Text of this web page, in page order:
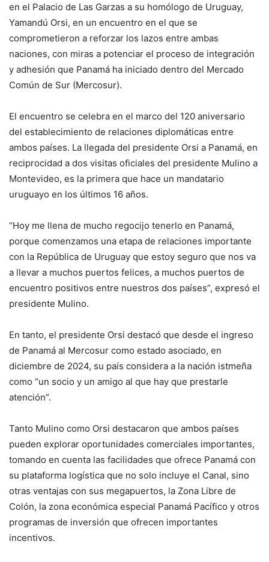
en el Palacio de Las Garzas a su homólogo de Uruguay,
Yamandú Orsi, en un encuentro en el que se
comprometieron a reforzar los lazos entre ambas
naciones, con miras a potenciar el proceso de integración
y adhesión que Panamá ha iniciado dentro del Mercado
Común de Sur (Mercosur).
El encuentro se celebra en el marco del 120 aniversario
del establecimiento de relaciones diplomáticas entre
ambos países. La llegada del presidente Orsi a Panamá, en
reciprocidad a dos visitas oficiales del presidente Mulino a
Montevideo, es la primera que hace un mandatario
uruguayo en los últimos 16 años.
“Hoy me llena de mucho regocijo tenerlo en Panamá,
porque comenzamos una etapa de relaciones importante
con la República de Uruguay que estoy seguro que nos va
a llevar a muchos puertos felices, a muchos puertos de
encuentro positivos entre nuestros dos países”, expresó el
presidente Mulino.
En tanto, el presidente Orsi destacó que desde el ingreso
de Panamá al Mercosur como estado asociado, en
diciembre de 2024, su país considera a la nación istmeña
como “un socio y un amigo al que hay que prestarle
atención”.
Tanto Mulino como Orsi destacaron que ambos países
pueden explorar oportunidades comerciales importantes,
tomando en cuenta las facilidades que ofrece Panamá con
su plataforma logística que no solo incluye el Canal, sino
otras ventajas con sus megapuertos, la Zona Libre de
Colón, la zona económica especial Panamá Pacífico y otros
programas de inversión que ofrecen importantes
incentivos.